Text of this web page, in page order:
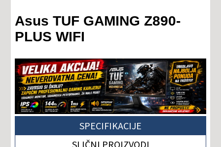
Asus TUF GAMING Z890-
PLUS WIFI
SPECIFIKACIJE
SLIČNI PROIZVODI